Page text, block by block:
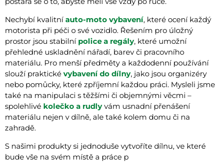
Nechybí kvalitníauto-moto vybavení, které ocení každý
motorista při péči o své vozidlo. Řešením pro úložný
prostor jsou stabilní police a regály, které umožní
přehledné uskladnění nářadí, barev či pracovního
materiálu. Pro menší předměty a každodenní používání
slouží praktické vybavení do dílny, jako jsou organizéry
nebo pomůcky, které zpříjemní každou práci. Mysleli jsme
také na manipulaci s těžšími či objemnými věcmi –
spolehlivé kolečko a rudly vám usnadní přenášení
materiálu nejen v dílně, ale také kolem domu či na
zahradě.
S našimi produkty si jednoduše vytvoříte dílnu, ve které
bude vše na svém místě a práce p